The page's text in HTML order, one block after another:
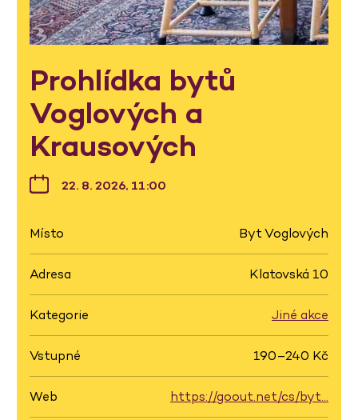
Prohlídka bytů
Voglových a
Krausových
22. 8. 2026, 11:00
Místo Byt Voglových
Adresa Klatovská 10
Kategorie Jiné akce
Vstupné 190–240 Kč
Web https://goout.net/cs/byt…